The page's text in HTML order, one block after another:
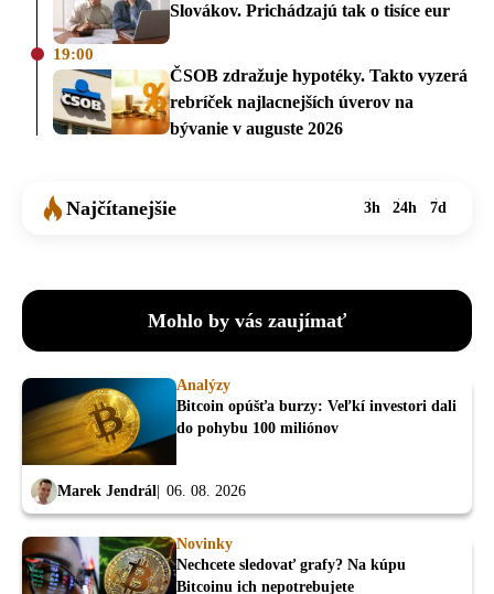
Slovákov. Prichádzajú tak o tisíce eur
19:00
ČSOB zdražuje hypotéky. Takto vyzerá
rebríček najlacnejších úverov na
bývanie v auguste 2026
Najčítanejšie 3h 24h 7d
Mohlo by vás zaujímať
Analýzy
Bitcoin opúšťa burzy: Veľkí investori dali
do pohybu 100 miliónov
Marek Jendrál 06. 08. 2026
Novinky
Nechcete sledovať grafy? Na kúpu
Bitcoinu ich nepotrebujete